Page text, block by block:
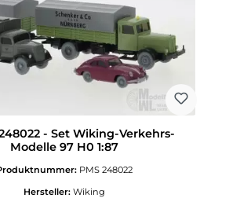
- Set Wiking-Verkehrs-
Modelle 97 H0 1:87
PMS 248022
Hersteller: Wiking